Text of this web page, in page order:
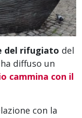
del rifugiato del
diffuso un
cammina con il
con la